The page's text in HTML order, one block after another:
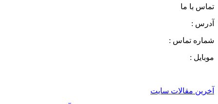
تماس با ما
آدرس :
شماره تماس :
موبایل :
آخرین مقالات سایت